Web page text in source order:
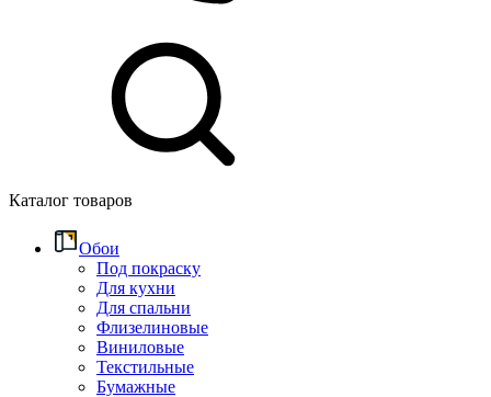
Каталог товаров
Обои
Под покраску
Для кухни
Для спальни
Флизелиновые
Виниловые
Текстильные
Бумажные